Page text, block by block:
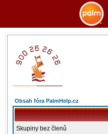
Obsah fóra PalmHelp.cz
Skupiny bez členů